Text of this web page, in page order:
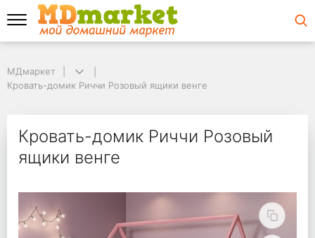
Кровать-домик Риччи Розовый ящики венге
Кровать-домик
МДмаркет
Кровать-домик Риччи Розовый ящики венге
Кровать-домик Риччи Розовый
ящики венге